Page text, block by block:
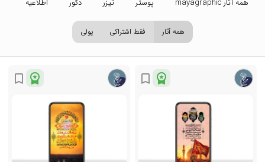
همه آثار mayagraphic پوستر تیزر دکور اطلاعیه
همه آثار فقط اشتراکی پولی
workspace_premium
bookmark_border
workspace_premium
bookmark_border